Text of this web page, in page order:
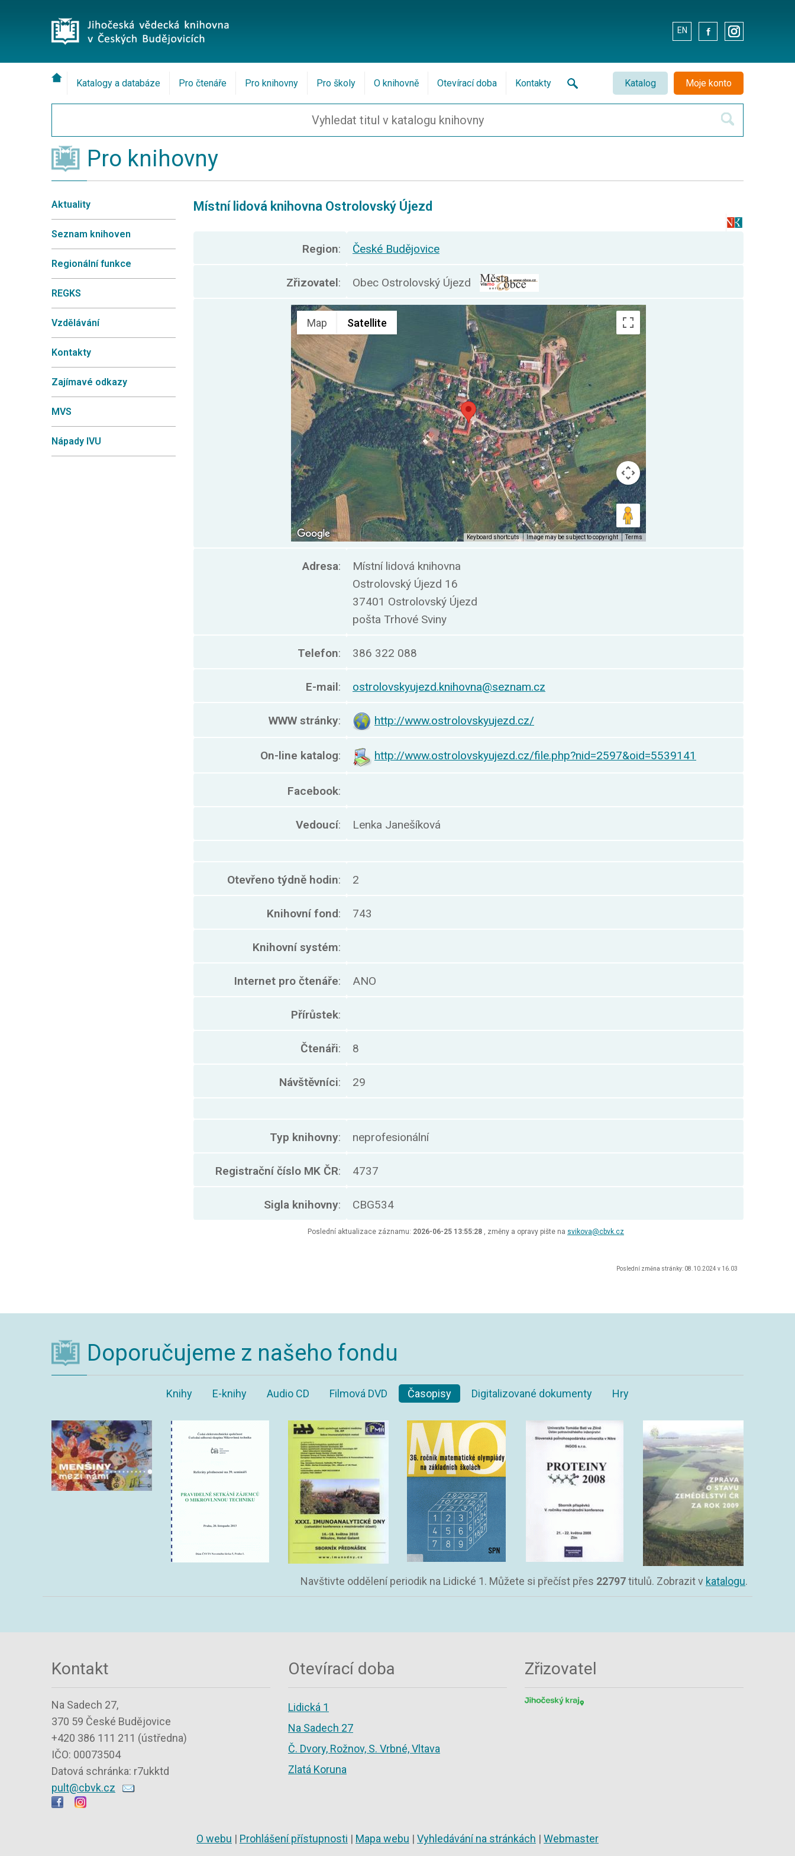
EN . .
Katalog Moje konto
Katalogy a databáze Pro čtenáře Pro knihovny Pro školy O knihovně Otevírací doba Kontakty
Pro knihovny
Aktuality
Seznam knihoven
Regionální funkce
REGKS
Vzdělávání
Kontakty
Zajímavé odkazy
MVS
Nápady IVU
Místní lidová knihovna Ostrolovský Újezd
Region: České Budějovice
Zřizovatel: Obec Ostrolovský Újezd
Adresa:
Místní lidová knihovna
Ostrolovský Újezd 16
37401 Ostrolovský Újezd
pošta Trhové Sviny
Telefon: 386 322 088
E-mail: ostrolovskyujezd.knihovna@seznam.cz
WWW stránky: http://www.ostrolovskyujezd.cz/
On-line katalog: http://www.ostrolovskyujezd.cz/file.php?nid=2597&oid=5539141
Facebook:
Vedoucí: Lenka Janešíková
Otevřeno týdně hodin: 2
Knihovní fond: 743
Knihovní systém:
Internet pro čtenáře: ANO
Přírůstek:
Čtenáři: 8
Návštěvníci: 29
Typ knihovny: neprofesionální
Registrační číslo MK ČR: 4737
Sigla knihovny: CBG534
Poslední aktualizace záznamu: 2026-06-25 13:55:28 , změny a opravy pište na svikova@cbvk.cz
Poslední změna stránky: 08.10.2024 v 16.03
Doporučujeme z našeho fondu
Knihy E-knihy Audio CD Filmová DVD Časopisy Digitalizované dokumenty Hry
Navštivte oddělení periodik na Lidické 1. Můžete si přečíst přes 22797titulů. Zobrazit v katalogu.
Kontakt
Na Sadech 27,
370 59 České Budějovice
+420 386 111 211 (ústředna)
IČO: 00073504
Datová schránka: r7ukktd
pult@cbvk.cz
Otevírací doba
Lidická 1
Na Sadech 27
Č. Dvory, Rožnov, S. Vrbné, Vltava
Zlatá Koruna
Zřizovatel
O webu | Prohlášení přístupnosti | Mapa webu | Vyhledávání na stránkách | Webmaster